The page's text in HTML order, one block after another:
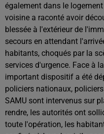
également dans le
voisine a raconté avoir
blessée à l'extérieur de
secours en attendant
habitants, choqués par la
services d'urgence. Face à
important dispositif a été
policiers nationaux,
SAMU sont intervenus sur
rendre, les autorités ont
toute l'opération, les